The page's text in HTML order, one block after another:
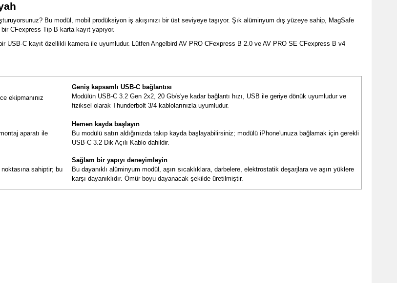
Bu modül, mobil prodüksiyon iş akışınızı bir üst seviyeye taşıyor. Şık alüminyum dış yüzeye sahip, MagSafe
CFexpress Tip B karta kayıt yapıyor.
C kayıt özellikli kamera ile uyumludur. Lütfen Angelbird AV PRO CFexpress B 2.0 ve AV PRO SE CFexpress B v4
ekipmanınız
Geniş kapsamlı USB-C bağlantısı
Modülün USB-C 3.2 Gen 2x2, 20 Gb/s'ye kadar bağlantı hızı, USB ile geriye dönük uyumludur ve
fiziksel olarak Thunderbolt 3/4 kablolarınızla uyumludur.
aparatı ile
Hemen kayda başlayın
Bu modülü satın aldığınızda takıp kayda başlayabilirsiniz; modülü iPhone'unuza bağlamak için gerekli
USB-C 3.2 Dik Açılı Kablo dahildir.
sahiptir; bu
Sağlam bir yapıyı deneyimleyin
Bu dayanıklı alüminyum modül, aşırı sıcaklıklara, darbelere, elektrostatik deşarjlara ve aşırı yüklere
karşı dayanıklıdır. Ömür boyu dayanacak şekilde üretilmiştir.